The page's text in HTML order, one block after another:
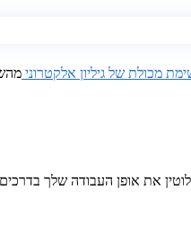
מכולת של גיליון אלקטרוני